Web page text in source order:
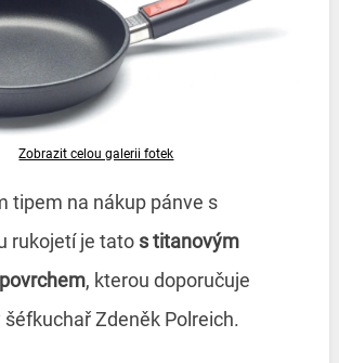
Zobrazit celou galerii fotek
tipem na nákup pánve s
rukojetí je tato s titanovým
, kterou doporučuje
Zdeněk Polreich.